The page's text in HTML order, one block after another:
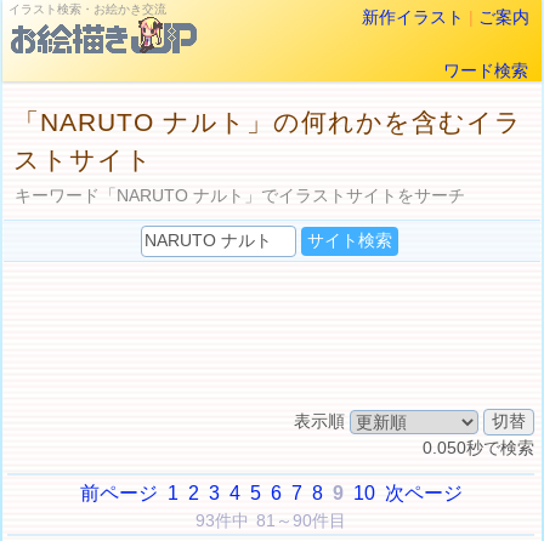
イラスト検索・お絵かき交流 新作イラスト | ご案内
ワード検索
「NARUTO ナルト」の何れかを含むイラ
ストサイト
キーワード「NARUTO ナルト」でイラストサイトをサーチ
表示順
0.050秒で検索
前ページ 1 2 3 4 5 6 7 8 9 10 次ページ
93件中 81～90件目